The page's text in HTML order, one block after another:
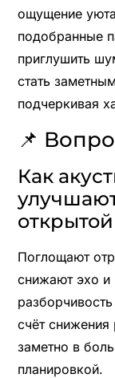
ощущение
подобранные
приглушить
стать
подчеркивая
📌
Как
Поглощают
снижают эхо
счёт
заметно в
планировкой.